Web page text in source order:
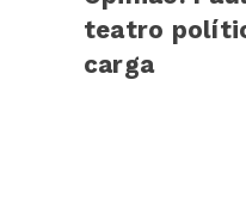
teatro
carga